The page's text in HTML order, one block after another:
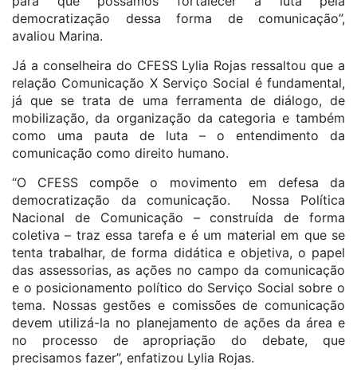
democratização dessa forma de comunicação”,
avaliou Marina.
Já a conselheira do CFESS Lylia Rojas ressaltou que a
relação Comunicação X Serviço Social é fundamental,
já que se trata de uma ferramenta de diálogo, de
mobilização, da organização da categoria e também
como uma pauta de luta – o entendimento da
comunicação como direito humano.
“O CFESS compõe o movimento em defesa da
democratização da comunicação. Nossa Política
Nacional de Comunicação – construída de forma
coletiva – traz essa tarefa e é um material em que se
tenta trabalhar, de forma didática e objetiva, o papel
das assessorias, as ações no campo da comunicação
e o posicionamento político do Serviço Social sobre o
tema. Nossas gestões e comissões de comunicação
devem utilizá-la no planejamento de ações da área e
no processo de apropriação do debate, que
precisamos fazer”, enfatizou Lylia Rojas.